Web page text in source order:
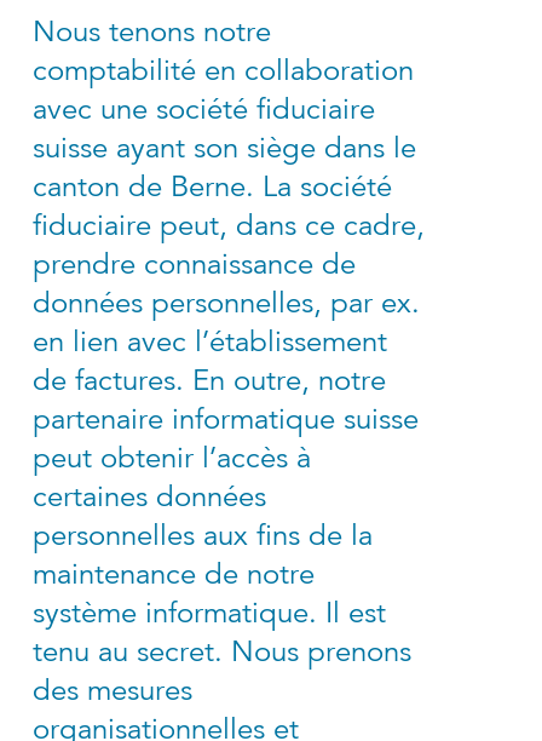
Nous tenons notre
comptabilité en collaboration
avec une société fiduciaire
suisse ayant son siège dans le
canton de Berne. La société
fiduciaire peut, dans ce cadre,
prendre connaissance de
données personnelles, par ex.
en lien avec l’établissement
de factures. En outre, notre
partenaire informatique suisse
peut obtenir l’accès à
certaines données
personnelles aux fins de la
maintenance de notre
système informatique. Il est
tenu au secret. Nous prenons
des mesures
organisationnelles et